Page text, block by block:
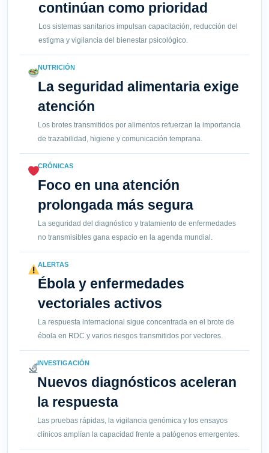
continúan como prioridad
Los sistemas sanitarios impulsan capacitación, reducción del
estigma y vigilancia del bienestar psicológico.
NUTRICIÓN
La seguridad alimentaria exige
atención
Los brotes transmitidos por alimentos refuerzan la importancia
de trazabilidad, higiene y comunicación temprana.
CRÓNICAS
Foco en una atención
prolongada más segura
La seguridad del diagnóstico y tratamiento de enfermedades
no transmisibles gana espacio en la agenda mundial.
ALERTAS
Ébola y enfermedades
vectoriales activos
La respuesta internacional sigue concentrada en el brote de
ébola en RDC y varios riesgos transmitidos por vectores.
INVESTIGACIÓN
Nuevos diagnósticos aceleran
la respuesta
Las pruebas rápidas, la vigilancia genómica y los ensayos
clínicos amplían la capacidad frente a patógenos emergentes.